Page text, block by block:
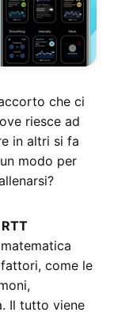
che ci
riesce ad
in altri si fa
modo per
RTT
come le
Il tutto viene